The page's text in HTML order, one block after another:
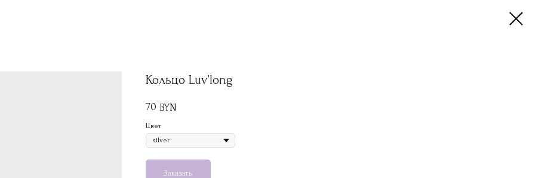
Кольцо Luv’long
70 BYN
Цвет
Заказать